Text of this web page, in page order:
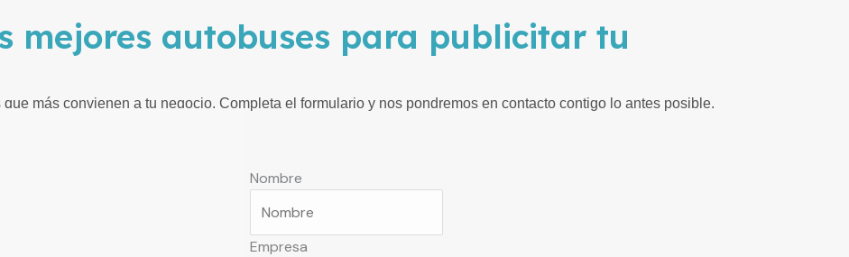
mejores autobuses para publicitar tu
más convienen a tu negocio. Completa el formulario y nos pondremos en contacto contigo lo antes posible.
Nombre
Empresa